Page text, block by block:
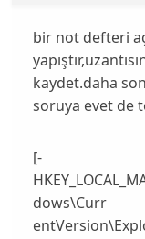
bir not defteri
kaydet.daha
soruya evet de
[-
dows\Curr